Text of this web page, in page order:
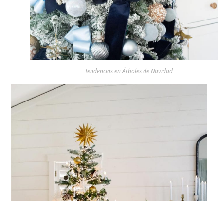
Tendencias en Árboles de Navidad